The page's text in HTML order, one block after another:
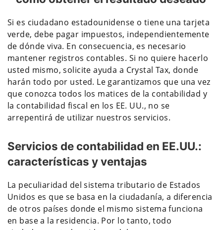
Si es ciudadano estadounidense o tiene una tarjeta
verde, debe pagar impuestos, independientemente
de dónde viva. En consecuencia, es necesario
mantener registros contables. Si no quiere hacerlo
usted mismo, solicite ayuda a Crystal Tax, donde
harán todo por usted. Le garantizamos que una vez
que conozca todos los matices de la contabilidad y
la contabilidad fiscal en los EE. UU., no se
arrepentirá de utilizar nuestros servicios.
Servicios de contabilidad en EE.UU.:
características y ventajas
La peculiaridad del sistema tributario de Estados
Unidos es que se basa en la ciudadanía, a diferencia
de otros países donde el mismo sistema funciona
en base a la residencia. Por lo tanto, todo